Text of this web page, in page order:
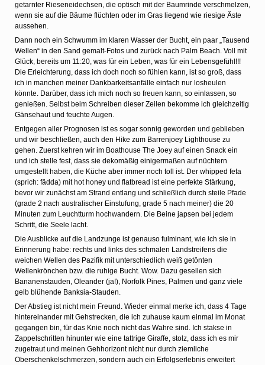
getarnter Rieseneidechsen, die optisch mit der Baumrinde verschmelzen,
wenn sie auf die Bäume flüchten oder im Gras liegend wie riesige Äste
aussehen.
Dann noch ein Schwumm im klaren Wasser der Bucht, ein paar „Tausend
Wellen“ in den Sand gemalt-Fotos und zurück nach Palm Beach. Voll mit
Glück, bereits um 11:20, was für ein Leben, was für ein Lebensgefühl!!!
Die Erleichterung, dass ich doch noch so fühlen kann, ist so groß, dass
ich in manchen meiner Dankbarkeitsanfälle einfach nur losheulen
könnte. Darüber, dass ich mich noch so freuen kann, so einlassen, so
genießen. Selbst beim Schreiben dieser Zeilen bekomme ich gleichzeitig
Gänsehaut und feuchte Augen.
Entgegen aller Prognosen ist es sogar sonnig geworden und geblieben
und wir beschließen, auch den Hike zum Barrenjoey Lighthouse zu
gehen. Zuerst kehren wir im Boathouse The Joey auf einen Snack ein
und ich stelle fest, dass sie dekomäßig einigermaßen auf nüchtern
umgestellt haben, die Küche aber immer noch toll ist. Der whipped feta
(sprich: fädda) mit hot honey und flatbread ist eine perfekte Stärkung,
bevor wir zunächst am Strand entlang und schließlich durch steile Pfade
(grade 2 nach australischer Einstufung, grade 5 nach meiner) die 20
Minuten zum Leuchtturm hochwandern. Die Beine japsen bei jedem
Schritt, die Seele lacht.
Die Ausblicke auf die Landzunge ist genauso fulminant, wie ich sie in
Erinnerung habe: rechts und links des schmalen Landstreifens die
weichen Wellen des Pazifik mit unterschiedlich weiß getönten
Wellenkrönchen bzw. die ruhige Bucht. Wow. Dazu gesellen sich
Bananenstauden, Oleander (ja!), Norfolk Pines, Palmen und ganz viele
gelb blühende Banksia-Stauden.
Der Abstieg ist nicht mein Freund. Wieder einmal merke ich, dass 4 Tage
hintereinander mit Gehstrecken, die ich zuhause kaum einmal im Monat
gegangen bin, für das Knie noch nicht das Wahre sind. Ich stakse in
Zappelschritten hinunter wie eine tattrige Giraffe, stolz, dass ich es mir
zugetraut und meinen Gehhorizont nicht nur durch ziemliche
Oberschenkelschmerzen, sondern auch ein Erfolgserlebnis erweitert